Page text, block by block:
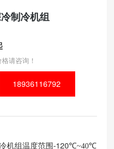
制冷机组
请咨询！
18936116792
机组温度范围-120℃~40℃